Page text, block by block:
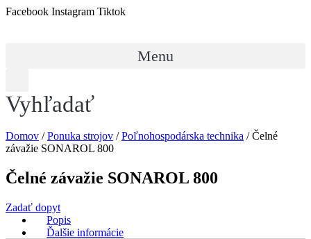
Preskočiť
Facebook Instagram Tiktok
Menu
Vyhľadať
Domov /Ponuka strojov /Poľnohospodárska technika / Čelné
závažie SONAROL 800
Čelné závažie SONAROL 800
Zadať dopyt
Popis
Ďalšie informácie